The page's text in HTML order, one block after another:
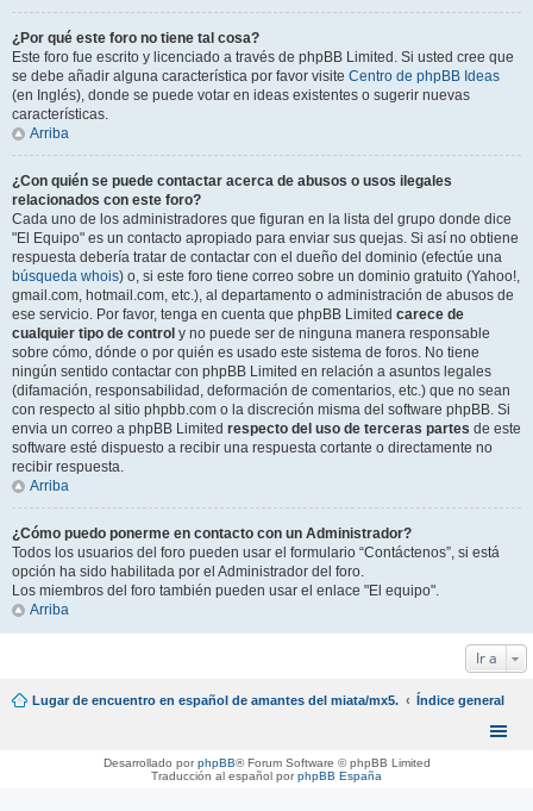
¿Por qué este foro no tiene tal cosa?
Este foro fue escrito y licenciado a través de phpBB Limited. Si usted cree que
se debe añadir alguna característica por favor visite Centro de phpBB Ideas
(en Inglés), donde se puede votar en ideas existentes o sugerir nuevas
características.
Arriba
¿Con quién se puede contactar acerca de abusos o usos ilegales
relacionados con este foro?
Cada uno de los administradores que figuran en la lista del grupo donde dice
"El Equipo" es un contacto apropiado para enviar sus quejas. Si así no obtiene
respuesta debería tratar de contactar con el dueño del dominio (efectúe una
búsqueda whois) o, si este foro tiene correo sobre un dominio gratuito (Yahoo!,
gmail.com, hotmail.com, etc.), al departamento o administración de abusos de
ese servicio. Por favor, tenga en cuenta que phpBB Limited carece de
cualquier tipo de control y no puede ser de ninguna manera responsable
sobre cómo, dónde o por quién es usado este sistema de foros. No tiene
ningún sentido contactar con phpBB Limited en relación a asuntos legales
(difamación, responsabilidad, deformación de comentarios, etc.) que no sean
con respecto al sitio phpbb.com o la discreción misma del software phpBB. Si
envia un correo a phpBB Limited respecto del uso de terceras partes de este
software esté dispuesto a recibir una respuesta cortante o directamente no
recibir respuesta.
Arriba
¿Cómo puedo ponerme en contacto con un Administrador?
Todos los usuarios del foro pueden usar el formulario “Contáctenos”, si está
opción ha sido habilitada por el Administrador del foro.
Los miembros del foro también pueden usar el enlace "El equipo".
Arriba
Ir a
Lugar de encuentro en español de amantes del miata/mx5. Índice general
Desarrollado porphpBB® Forum Software © phpBB Limited
Traducción al español porphpBB España